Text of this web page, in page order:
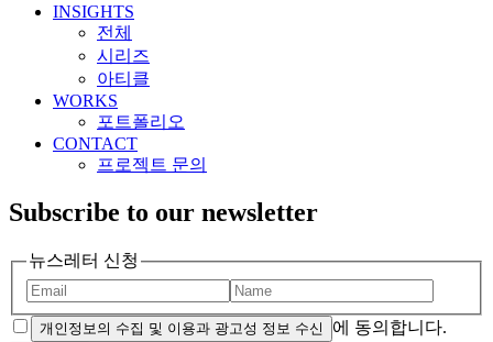
INSIGHTS
전체
시리즈
아티클
WORKS
포트폴리오
CONTACT
프로젝트 문의
Subscribe to our newsletter
뉴스레터 신청
개인정보의 수집 및 이용과 광고성 정보 수신 에 동의합니다.